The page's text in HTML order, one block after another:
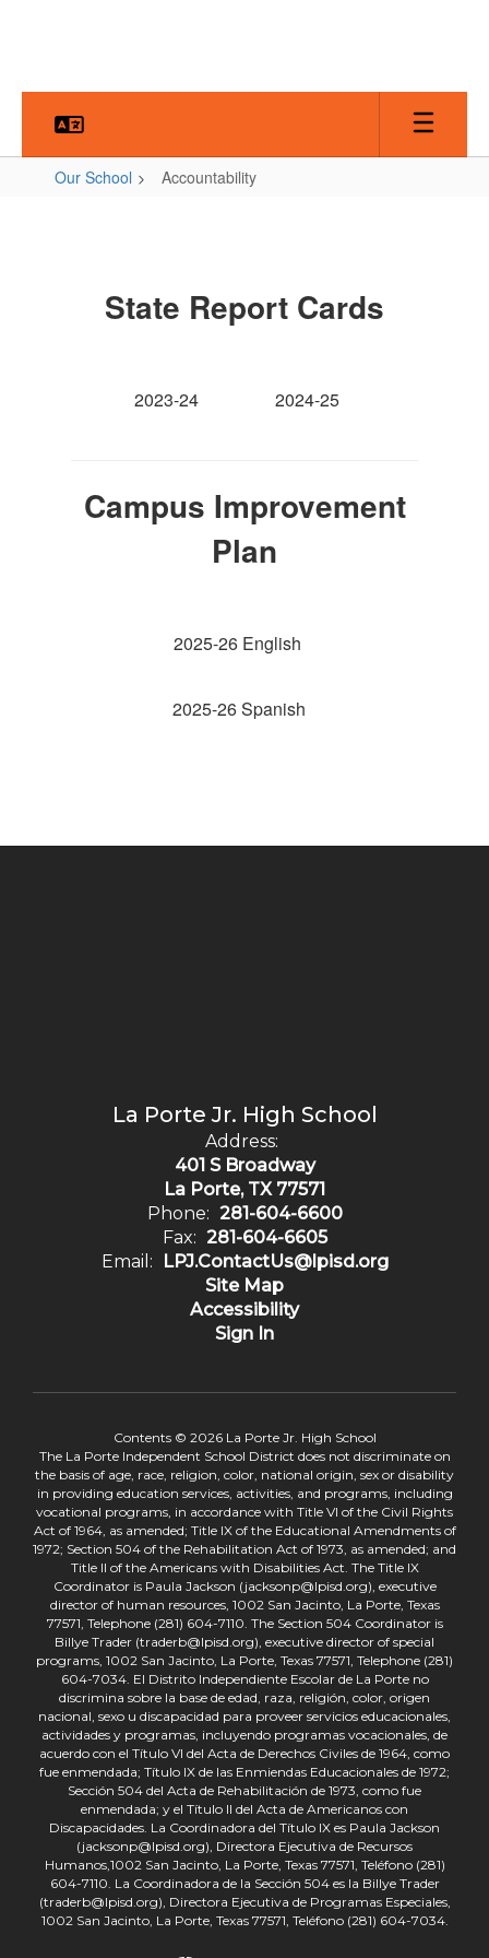
Our School Accountability
State Report Cards
2023-24 2024-25
Campus Improvement
Plan
2025-26 English
2025-26 Spanish
La Porte Jr. High School
Address:
401 S Broadway
La Porte, TX 77571
Phone: 281-604-6600
Fax: 281-604-6605
Email:
LPJ.ContactUs@lpisd.org
Site Map
Accessibility
Sign In
Contents © 2026 La Porte Jr. High School
The La Porte Independent School District does not discriminate on
the basis of age, race, religion, color, national origin, sex or disability
in providing education services, activities, and programs, including
vocational programs, in accordance with Title VI of the Civil Rights
Act of 1964, as amended; Title IX of the Educational Amendments of
1972; Section 504 of the Rehabilitation Act of 1973, as amended; and
Title II of the Americans with Disabilities Act. The Title IX
Coordinator is Paula Jackson (jacksonp@lpisd.org), executive
director of human resources, 1002 San Jacinto, La Porte, Texas
77571, Telephone (281) 604-7110. The Section 504 Coordinator is
Billye Trader (traderb@lpisd.org), executive director of special
programs, 1002 San Jacinto, La Porte, Texas 77571, Telephone (281)
604-7034. El Distrito Independiente Escolar de La Porte no
discrimina sobre la base de edad, raza, religión, color, origen
nacional, sexo u discapacidad para proveer servicios educacionales,
actividades y programas, incluyendo programas vocacionales, de
acuerdo con el Título VI del Acta de Derechos Civiles de 1964, como
fue enmendada; Título IX de las Enmiendas Educacionales de 1972;
Sección 504 del Acta de Rehabilitación de 1973, como fue
enmendada; y el Título II del Acta de Americanos con
Discapacidades. La Coordinadora del Título IX es Paula Jackson
(jacksonp@lpisd.org), Directora Ejecutiva de Recursos
Humanos,1002 San Jacinto, La Porte, Texas 77571, Teléfono (281)
604-7110. La Coordinadora de la Sección 504 es la Billye Trader
(traderb@lpisd.org), Directora Ejecutiva de Programas Especiales,
1002 San Jacinto, La Porte, Texas 77571, Teléfono (281) 604-7034.